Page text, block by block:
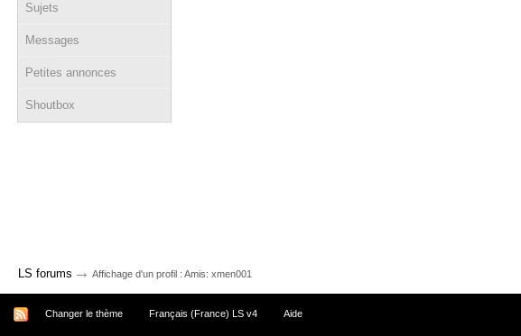
Sujets
Messages
Petites annonces
Shoutbox
LS forums → Affichage d'un profil : Amis: xmen001
Changer le thème Français (France) LS v4 Aide